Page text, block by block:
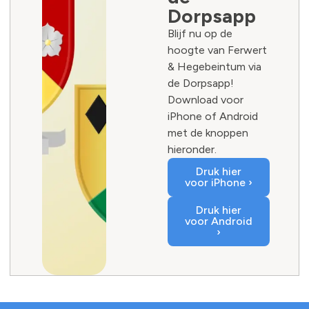
Dorpsapp
Blijf nu op de
hoogte van Ferwert
& Hegebeintum via
de Dorpsapp!
Download voor
iPhone of Android
met de knoppen
hieronder.
Druk hier
voor iPhone ›
Druk hier
voor Android
›